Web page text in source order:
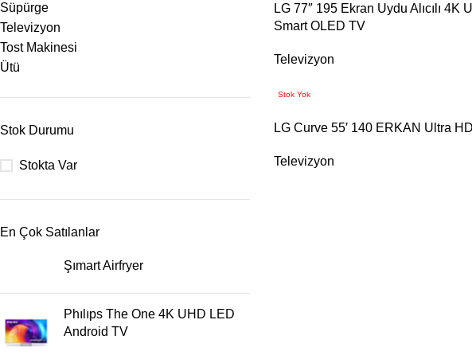
Süpürge
Televizyon
Tost Makinesi
Ütü
Stok Durumu
Stokta Var
En Çok Satılanlar
Şımart Airfryer
Phılıps The One 4K UHD LED
Android TV
LG 77″ 195 Ekran Uydu Alıcılı 4K
Smart OLED TV
Televizyon
Stok Yok
LG Curve 55′ 140 ERKAN Ultra
Televizyon